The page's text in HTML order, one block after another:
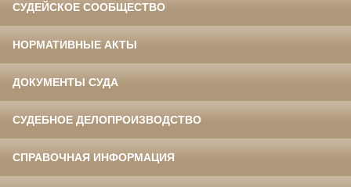
СУДЕЙСКОЕ СООБЩЕСТВО
НОРМАТИВНЫЕ АКТЫ
ДОКУМЕНТЫ СУДА
СУДЕБНОЕ ДЕЛОПРОИЗВОДСТВО
СПРАВОЧНАЯ ИНФОРМАЦИЯ